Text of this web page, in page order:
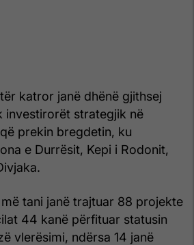
katror janë dhënë gjithsej
investirorët strategjik në
prekin bregdetin, ku
e Durrësit, Kepi i Rodonit,
tani janë trajtuar 88 projekte
44 kanë përfituar statusin
vlerësimi, ndërsa 14 janë